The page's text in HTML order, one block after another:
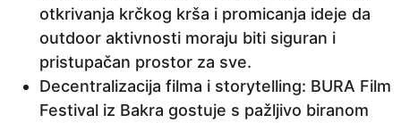
otkrivanja krčkog krša i promicanja ideje da
outdoor aktivnosti moraju biti siguran i
pristupačan prostor za sve.
Decentralizacija filma i storytelling: BURA Film
Festival iz Bakra gostuje s pažljivo biranom